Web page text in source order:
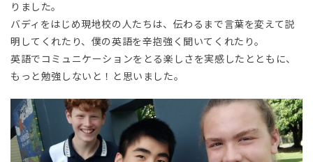
りました。
バディをはじめ現地校の人たちは、伝わるまで言葉を変えて説
明してくれたり、僕の英語を辛抱強く聞いてくれたり。
英語でコミュニケーションをとる楽しさを実感したとともに、
もっと勉強しないと！と思いました。